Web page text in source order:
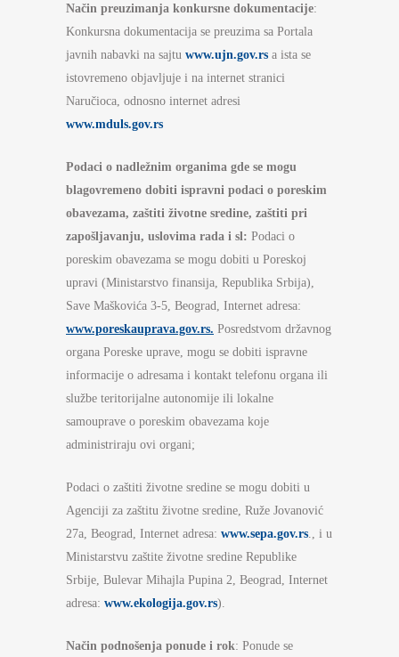
Način preuzimanja konkursne dokumentacije:
Konkursna dokumentacija se preuzima sa Portala
javnih nabavki na sajtu www.ujn.gov.rs a ista se
istovremeno objavljuje i na internet stranici
Naručioca, odnosno internet adresi
www.mduls.gov.rs
Podaci o nadležnim organima gde se mogu
blagovremeno dobiti ispravni podaci o poreskim
obavezama, zaštiti životne sredine, zaštiti pri
zapošljavanju, uslovima rada i sl: Podaci o
poreskim obavezama se mogu dobiti u Poreskoj
upravi (Ministarstvo finansija, Republika Srbija),
Save Maškovića 3-5, Beograd, Internet adresa:
www.poreskauprava.gov.rs. Posredstvom državnog
organa Poreske uprave, mogu se dobiti ispravne
informacije o adresama i kontakt telefonu organa ili
službe teritorijalne autonomije ili lokalne
samouprave o poreskim obavezama koje
administriraju ovi organi;
Podaci o zaštiti životne sredine se mogu dobiti u
Agenciji za zaštitu životne sredine, Ruže Jovanović
27a, Beograd, Internet adresa: www.sepa.gov.rs., i u
Ministarstvu zaštite životne sredine Republike
Srbije, Bulevar Mihajla Pupina 2, Beograd, Internet
adresa: www.ekologija.gov.rs).
Način podnošenja ponude i rok: Ponude se